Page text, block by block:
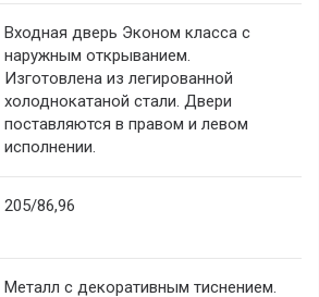
Входная дверь Эконом класса с
наружным открыванием.
Изготовлена из легированной
холоднокатаной стали. Двери
поставляются в правом и левом
исполнении.
205/86,96
Металл с декоративным тиснением.